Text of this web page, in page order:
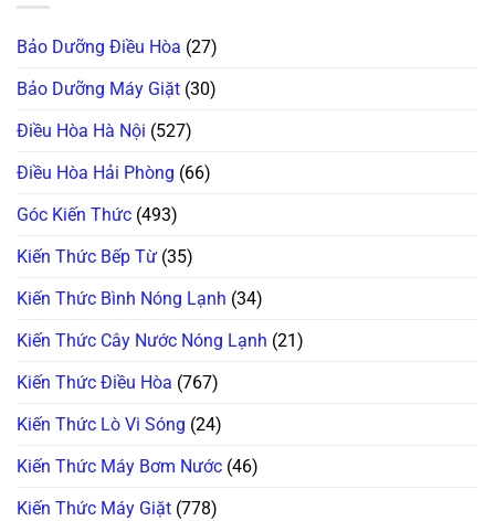
Vệ
Sinh
Phút!
Kiểm
Tra
Cực
Chuẩn
Test
Nhanh
Lật
Khay
Cảm
Biến
Chuẩn
Tủ
Lạnh
Địa
Nhật
Nhầm
Điện
Đừng
Bỏ
Đọc
Ngay
Xử
Lý!
Bảo Dưỡng Điều Hòa (27)
Bảo Dưỡng Máy Giặt (30)
Điều Hòa Hà Nội (527)
Điều Hòa Hải Phòng (66)
Góc Kiến Thức (493)
Kiến Thức Bếp Từ (35)
Kiến Thức Bình Nóng Lạnh (34)
Kiến Thức Cây Nước Nóng Lạnh (21)
Kiến Thức Điều Hòa (767)
Kiến Thức Lò Vi Sóng (24)
Kiến Thức Máy Bơm Nước (46)
Kiến Thức Máy Giặt (778)